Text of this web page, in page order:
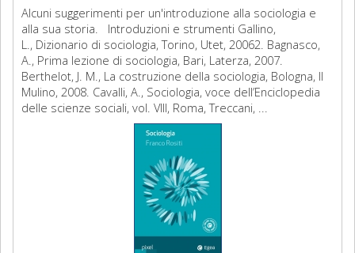
Alcuni suggerimenti per un'introduzione alla sociologia e
alla sua storia. Introduzioni e strumenti Gallino,
L., Dizionario di sociologia, Torino, Utet, 20062. Bagnasco,
A., Prima lezione di sociologia, Bari, Laterza, 2007.
Berthelot, J. M., La costruzione della sociologia, Bologna, Il
Mulino, 2008. Cavalli, A., Sociologia, voce dell’Enciclopedia
delle scienze sociali, vol. VIII, Roma, Treccani, ...